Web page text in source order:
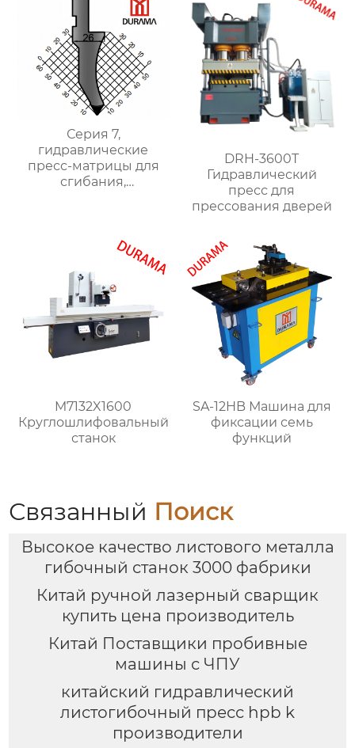
Серия 7,
гидравлические
пресс-матрицы для
сгибания,
DRH-3600T
Гидравлический
пресс для
прессования дверей
M7132X1600
Круглошлифовальный
станок
SA-12HB Машина для
фиксации семь
функций
Связанный Поиск
Высокое качество листового металла
гибочный станок 3000 фабрики
Китай ручной лазерный сварщик
купить цена производитель
Китай Поставщики пробивные
машины с ЧПУ
китайский гидравлический
листогибочный пресс hpb k
производители